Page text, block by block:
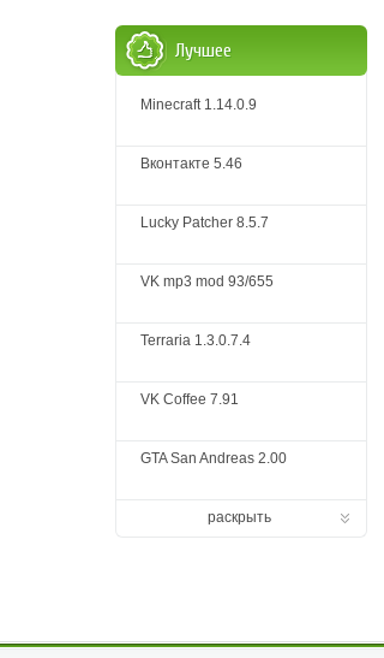
Лучшее
Minecraft 1.14.0.9
Вконтакте 5.46
Lucky Patcher 8.5.7
VK mp3 mod 93/655
Terraria 1.3.0.7.4
VK Coffee 7.91
GTA San Andreas 2.00
раскрыть